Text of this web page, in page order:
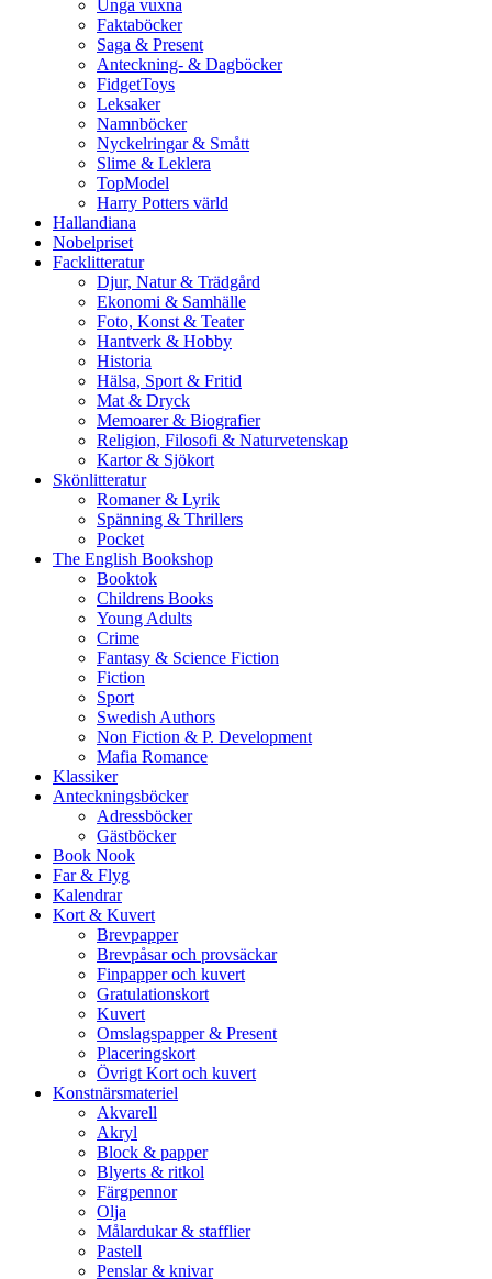
Unga vuxna
Faktaböcker
Saga & Present
Anteckning- & Dagböcker
FidgetToys
Leksaker
Namnböcker
Nyckelringar & Smått
Slime & Leklera
TopModel
Harry Potters värld
Hallandiana
Nobelpriset
Facklitteratur
Djur, Natur & Trädgård
Ekonomi & Samhälle
Foto, Konst & Teater
Hantverk & Hobby
Historia
Hälsa, Sport & Fritid
Mat & Dryck
Memoarer & Biografier
Religion, Filosofi & Naturvetenskap
Kartor & Sjökort
Skönlitteratur
Romaner & Lyrik
Spänning & Thrillers
Pocket
The English Bookshop
Booktok
Childrens Books
Young Adults
Crime
Fantasy & Science Fiction
Fiction
Sport
Swedish Authors
Non Fiction & P. Development
Mafia Romance
Klassiker
Anteckningsböcker
Adressböcker
Gästböcker
Book Nook
Far & Flyg
Kalendrar
Kort & Kuvert
Brevpapper
Brevpåsar och provsäckar
Finpapper och kuvert
Gratulationskort
Kuvert
Omslagspapper & Present
Placeringskort
Övrigt Kort och kuvert
Konstnärsmateriel
Akvarell
Akryl
Block & papper
Blyerts & ritkol
Färgpennor
Olja
Målardukar & stafflier
Pastell
Penslar & knivar